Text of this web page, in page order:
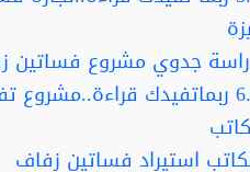
جدوي مشروع فساتين
ربماتفيدك
استيراد فساتين زفاف